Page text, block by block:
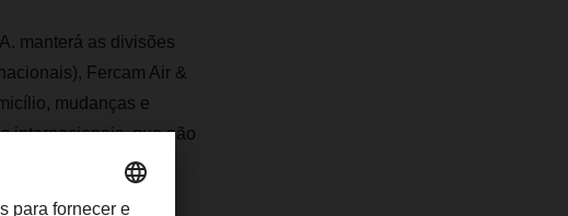
manterá as divisões
Fercam Air &
mudanças e
internacionais, que não